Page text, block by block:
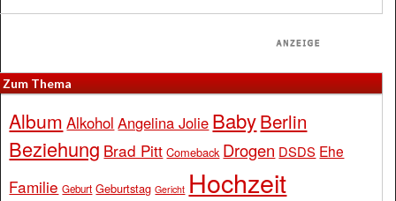
Zum Thema
Album Alkohol Angelina Jolie BabyBerlin
Beziehung Brad Pitt Comeback Drogen DSDS Ehe
Familie Geburt Geburtstag Gericht Hochzeit